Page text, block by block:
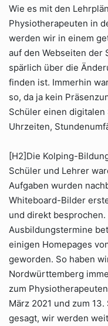
Wie es mit den
Physiotherapeuten in
werden wir in einem
auf den Webseiten der
spärlich über die
finden ist. Immerhin
so, da ja kein
Schüler einen
Uhrzeiten,
[H2]Die Kolping-
Schüler und Lehrer
Aufgaben wurden
Whiteboard-Bilder
und direkt
Ausbildungstermine
einigen Homepages
geworden. So haben
Nordwürttemberg
zum
März 2021 und zum
gesagt, wir werden